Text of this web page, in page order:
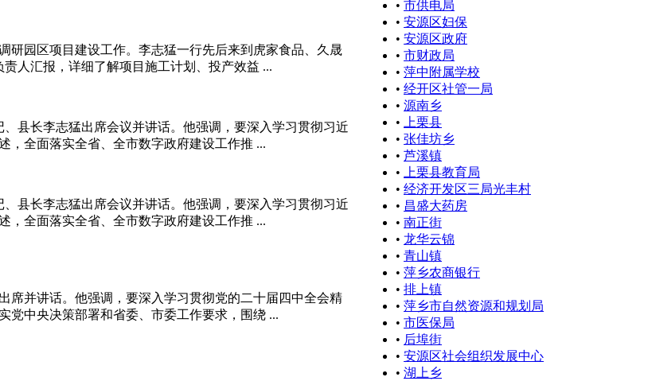
研园区项目建设工作。李志猛一行先后来到虎家食品、久晟
人汇报，详细了解项目施工计划、投产效益 ...
县长李志猛出席会议并讲话。他强调，要深入学习贯彻习近
，全面落实全省、全市数字政府建设工作推 ...
县长李志猛出席会议并讲话。他强调，要深入学习贯彻习近
，全面落实全省、全市数字政府建设工作推 ...
席并讲话。他强调，要深入学习贯彻党的二十届四中全会精
党中央决策部署和省委、市委工作要求，围绕 ...
• 市供电局
• 安源区妇保
• 安源区政府
• 市财政局
• 萍中附属学校
• 经开区社管一局
• 源南乡
•
上栗县
• 张佳坊乡
• 芦溪镇
•
上栗县教育局
• 经济开发区三局光丰村
• 昌盛大药房
• 南正街
• 龙华云锦
• 青山镇
• 萍乡农商银行
• 排上镇
• 萍乡市自然资源和规划局
• 市医保局
• 后埠街
• 安源区社会组织发展中心
• 湖上乡